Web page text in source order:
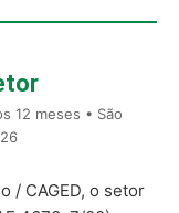
12 meses • São
/ CAGED, o setor